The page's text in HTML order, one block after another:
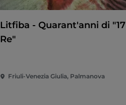
Litfiba - Quarant'anni di "17
Re"
Friuli-Venezia Giulia, Palmanova